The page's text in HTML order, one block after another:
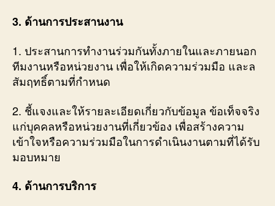
3. ด้านการประสานงาน
1. ประสานการทำงานร่วมกันทั้งภายในและภายนอก
ทีมงานหรือหน่วยงาน เพื่อให้เกิดความร่วมมือ และล
สัมฤทธิ์ตามที่กำหนด
2. ชี้แจงและให้รายละเอียดเกี่ยวกับข้อมูล ข้อเท็จจริง
แก่บุคคลหรือหน่วยงานที่เกี่ยวข้อง เพื่อสร้างความ
เข้าใจหรือความร่วมมือในการดำเนินงานตามที่ได้รับ
มอบหมาย
4. ด้านการบริการ